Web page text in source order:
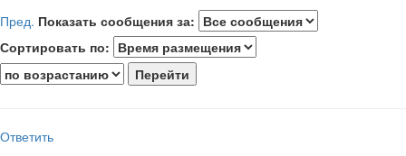
Пред. Показать сообщения за:
Сортировать по:
Ответить